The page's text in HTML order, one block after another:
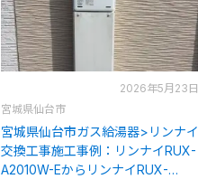
2026年5月23日
宮城県仙台市
宮城県仙台市ガス給湯器>リンナイ
交換工事施工事例：リンナイRUX-
A2010W-EからリンナイRUX-